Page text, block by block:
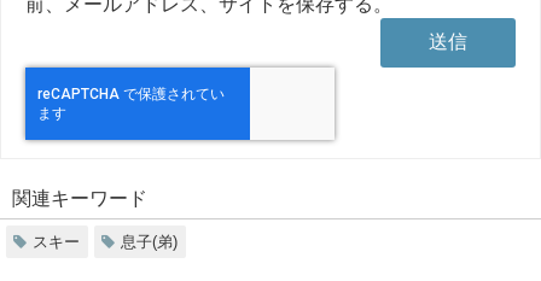
関連キーワード
スキー 息子(弟)